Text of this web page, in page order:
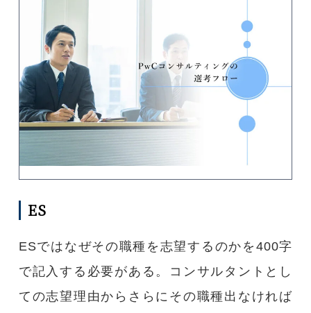
ES
ESではなぜその職種を志望するのかを400字
で記入する必要がある。コンサルタントとし
ての志望理由からさらにその職種出なければ